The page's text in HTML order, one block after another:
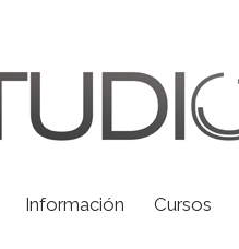
Información Cursos